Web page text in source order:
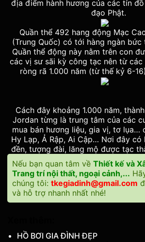
địa điểm hành hương của các tín
đạo Phật.
Quần thể 492 hang động Mạc
(Trung Quốc) có tới hàng ngàn bức
Quần thể động này nằm trên con
các vị sư sãi kỳ công tạc nên từ
ròng rã 1.000 năm (từ thế kỷ 6-
Cách đây khoảng 1.000 năm,
Jordan từng là trung tâm của các
mua bán hương liệu, gia vị, tơ lụa…
Hy Lạp, Ả Rập, Ai Cập… Nơi đây
đền, tượng đài, lăng mộ được tạc
Nếu bạn quan tâm về Thiết kế và
Trang trí nội thất, ngoại cảnh,...
chúng tôi: tkegiadinh@gmail.com
và hỗ trợ nhanh nhất nhé!
HỒ BƠI GIA ĐÌNH ĐẸP